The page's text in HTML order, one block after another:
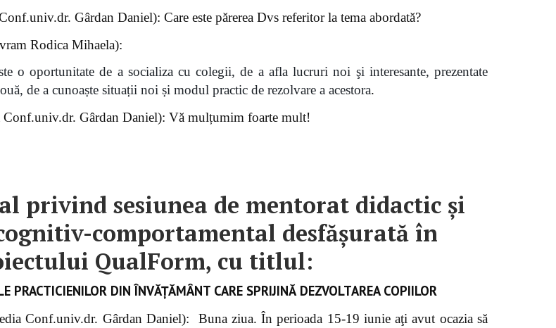
Gârdan Daniel): Care este părerea Dvs referitor la tema abordată?
Rodica Mihaela):
o oportunitate de a socializa cu colegii, de a afla lucruri noi şi interesante, prezentate
de a cunoaște situații noi și modul practic de rezolvare a acestora.
Conf.univ.dr. Gârdan Daniel): Vă mulțumim foarte mult!
privind sesiunea de mentorat didactic şi
comportamental desfăşurată în
QualForm, cu titlul:
PRACTICIENILOR DIN ÎNVĂŢĂMÂNT CARE SPRIJINĂ DEZVOLTAREA COPIILOR
Conf.univ.dr. Gârdan Daniel): Buna ziua. În perioada 15-19 iunie aţi avut ocazia să